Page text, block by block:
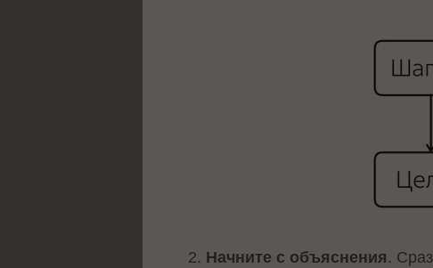
2. Начните с объяснения .